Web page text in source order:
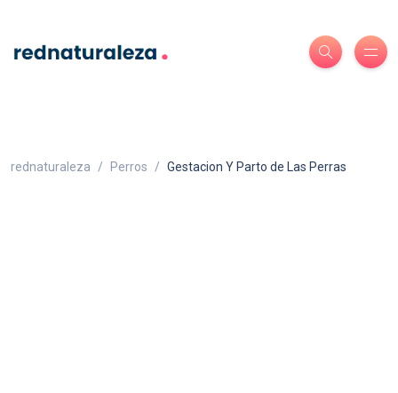
rednaturaleza Perros Gestacion Y Parto de Las Perras